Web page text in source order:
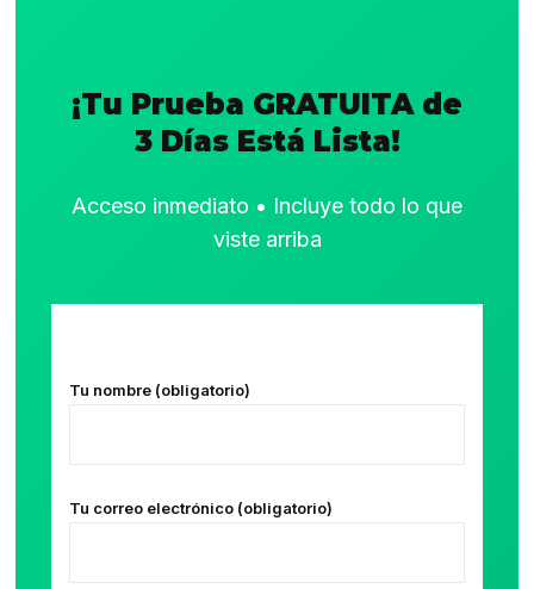
¡Tu Prueba GRATUITA de
3 Días Está Lista!
Acceso inmediato • Incluye todo lo que
viste arriba
Tu nombre (obligatorio)
Tu correo electrónico (obligatorio)